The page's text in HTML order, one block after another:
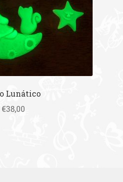
Lunático
€38,00